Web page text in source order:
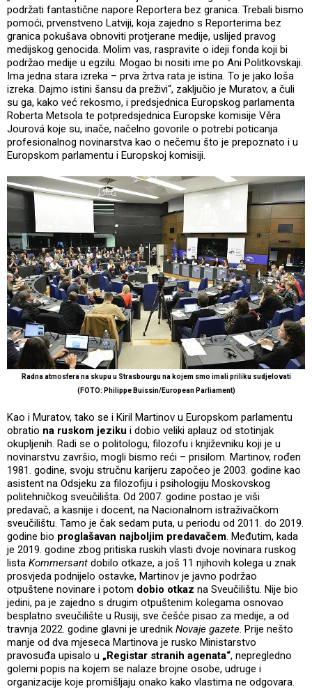
podržati fantastične napore Reportera bez granica. Trebali bismo
pomoći, prvenstveno Latviji, koja zajedno s Reporterima bez
granica pokušava obnoviti protjerane medije, uslijed pravog
medijskog genocida. Molim vas, raspravite o ideji fonda koji bi
podržao medije u egzilu. Mogao bi nositi ime po Ani Politkovskaji.
Ima jedna stara izreka – prva žrtva rata je istina. To je jako loša
izreka. Dajmo istini šansu da preživi“, zaključio je Muratov, a čuli
su ga, kako već rekosmo, i predsjednica Europskog parlamenta
Roberta Metsola te potpredsjednica Europske komisije Věra
Jourová koje su, inače, načelno govorile o potrebi poticanja
profesionalnog novinarstva kao o nečemu što je prepoznato i u
Europskom parlamentu i Europskoj komisiji.
Radna atmosfera na skupu u Strasbourgu na kojem smo imali priliku sudjelovati
(FOTO: Philippe Buissin/European Parliament)
Kao i Muratov, tako se i Kiril Martinov u Europskom parlamentu
obratio na ruskom jeziku i dobio veliki aplauz od stotinjak
okupljenih. Radi se o politologu, filozofu i književniku koji je u
novinarstvu završio, mogli bismo reći – prisilom. Martinov, rođen
1981. godine, svoju stručnu karijeru započeo je 2003. godine kao
asistent na Odsjeku za filozofiju i psihologiju Moskovskog
politehničkog sveučilišta. Od 2007. godine postao je viši
predavač, a kasnije i docent, na Nacionalnom istraživačkom
sveučilištu. Tamo je čak sedam puta, u periodu od 2011. do 2019.
godine bio proglašavan najboljim predavačem. Međutim, kada
je 2019. godine zbog pritiska ruskih vlasti dvoje novinara ruskog
lista Kommersant dobilo otkaze, a još 11 njihovih kolega u znak
prosvjeda podnijelo ostavke, Martinov je javno podržao
otpuštene novinare i potom dobio otkaz na Sveučilištu. Nije bio
jedini, pa je zajedno s drugim otpuštenim kolegama osnovao
besplatno sveučilište u Rusiji, sve češće pisao za medije, a od
travnja 2022. godine glavni je urednik Novaje gazete. Prije nešto
manje od dva mjeseca Martinova je rusko Ministarstvo
pravosuđa upisalo u „Registar stranih agenata“, nepregledno
golemi popis na kojem se nalaze brojne osobe, udruge i
organizacije koje promišljaju onako kako vlastima ne odgovara.